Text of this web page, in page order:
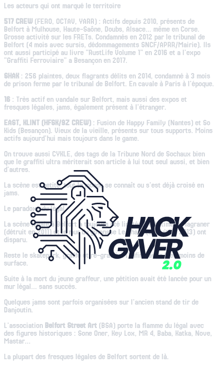
Les acteurs qui ont marqué le territoire
517 CREW (FERO, OCTAV, YARR) : Actifs depuis 2010, présents de
Belfort à Mulhouse, Haute-Saône, Doubs, Alsace... même en Corse.
Grosse activité sur les FRETs. Condamnés en 2012 par le tribunal de
Belfort (4 mois avec sursis, dédommagements SNCF/APRR/Mairie). Ils
ont aussi participé au livre "RustLife Volume 1" en 2016 et a l'expo
"Graffiti Ferroviaire" a Besançon en 2017.
SHAK : 256 plaintes, deux flagrants délits en 2014, condamné à 3 mois
de prison ferme par le tribunal de Belfort. En cavale à Paris à l'époque.
16 : Très actif en vandale sur Belfort, mais aussi des expos et
fresques légales, jams, également présent à l'étranger.
EAST, KLINT (HFSK/9Z CREW) : Fusion de Happy Family (Nantes) et So
Kids (Besançon). Vieux de la vieille, présents sur tous supports. Moins
actifs aujourd'hui mais toujours dans le game.
On trouve aussi CYKLE, des tags de la Tribune Nord de Sochaux bien
que le graffiti ultra mériterait son article à lui tout seul aussi, et bien
d'autres.
La scène est petite, tout le monde se connaît ou s'est déjà croisé en
jams.
Le paradoxe du légal
La scène légale à Belfort a toujours été limitée. Le bâtiment Magraner
(détruit en 2011) et le mur du gymnase Le Phare (détruit en 2013) ont
disparu.
Reste le skatepark, graffé et re-graffé à l'infini, avec bien moins de
surface.
Suite à la mort du jeune graffeur, une pétition avait été lancée pour un
mur légal... sans succès.
Quelques jams sont parfois organisées sur l'ancien stand de tir de
Danjoutin.
L'association Belfort Street Art (BSA) porte la flamme du légal avec
des figures historiques : Sone Oner, Key Lox, MR 4, Baba, Katka, Nove,
Mastar...
La plupart des fresques légales de Belfort sortent de là.